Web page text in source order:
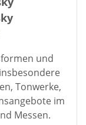
und
Tonwerke,
im
Messen.